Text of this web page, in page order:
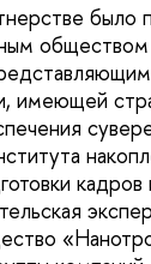
было
обществом
имеющей
кадров